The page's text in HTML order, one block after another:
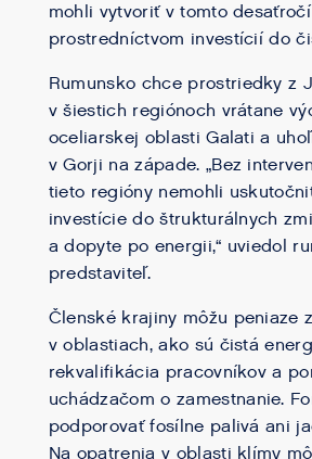
mohli vytvoriť v tomto desaťročí
prostredníctvom investícií do
Rumunsko chce prostriedky z
v šiestich regiónoch vrátane
oceliarskej oblasti Galati a
v Gorji na západe. „Bez
tieto regióny nemohli
investície do štrukturálnych
a dopyte po energii,“ uviedol
predstaviteľ.
Členské krajiny môžu peniaze
v oblastiach, ako sú čistá
rekvalifikácia pracovníkov a
uchádzačom o zamestnanie.
podporovať fosílne palivá ani
Na opatrenia v oblasti klímy